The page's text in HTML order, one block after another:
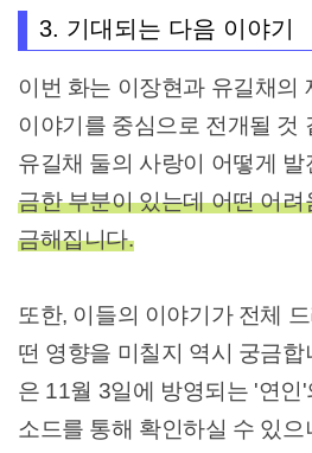
3. 기대되는 다음 이야기
이번 화는 이장현과 유길채의
이야기를 중심으로 전개될 것
유길채 둘의 사랑이 어떻게 발
금한 부분이 있는데 어떤 어
금해집니다.
또한, 이들의 이야기가 전체
떤 영향을 미칠지 역시 궁금
은 11월 3일에 방영되는 '연인'
소드를 통해 확인하실 수 있으